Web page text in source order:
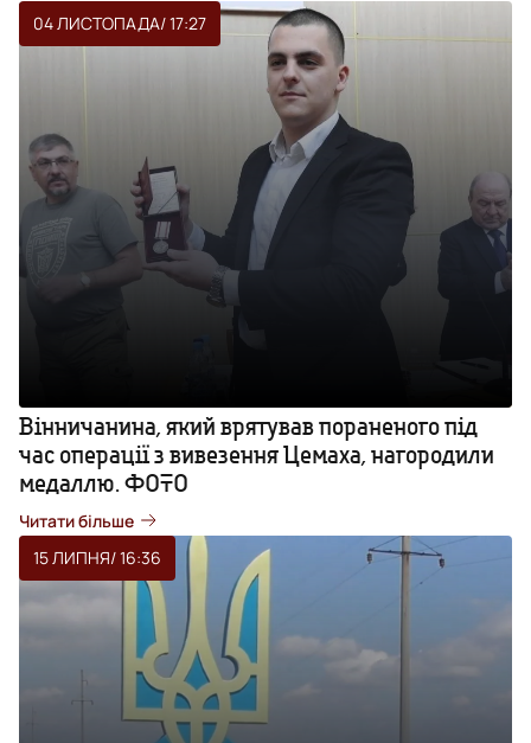
04 ЛИСТОПАДА/ 17:27
Вінничанина, який врятував пораненого під
час операції з вивезення Цемаха, нагородили
медаллю. ФОТО
Читати більше
15 ЛИПНЯ/ 16:36